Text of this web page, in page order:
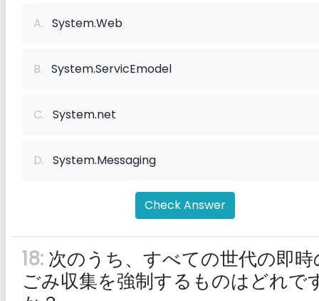
A. System.Web
B. System.ServicEmodel
C. System.net
D. System.Messaging
Check Answer
18: 次のうち、すべての世代の即時
ごみ収集を強制するものはどれで